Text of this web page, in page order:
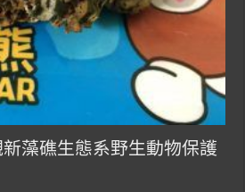
藻礁生態系野生動物保護